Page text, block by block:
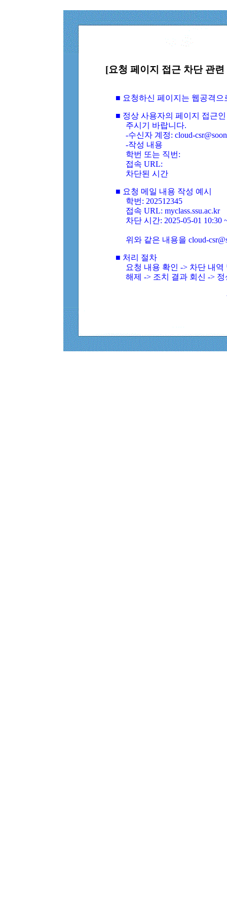
[요청 페이지 접근 차단 관
■ 요청하신 페이지는 웹공격
■ 정상 사용자의 페이지 접근
주시기 바랍니다.
-수신자 계정: cloud-
-작성 내용
학번 또는 직번:
접속 URL:
차단된 시간
■ 요청 메일 내용 작성 예시
학번: 202512345
접속 URL: myclass.ssu.ac.kr
차단 시간: 2025-05-01 10:30
위와 같은 내용을 cloud-
■ 처리 절차
요청 내용 확인 -> 차단 내
해제 -> 조치 결과 회신 ->